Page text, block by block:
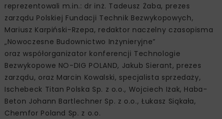
reprezentowali m.in.: dr inż. Tadeusz Żaba, prezes
zarządu Polskiej Fundacji Technik Bezwykopowych,
Mariusz Karpiński-Rzepa, redaktor naczelny czasopisma
„Nowoczesne Budownictwo Inżynieryjne”
oraz współorganizator konferencji Technologie
Bezwykopowe NO-DIG POLAND, Jakub Sierant, prezes
zarządu, oraz Marcin Kowalski, specjalista sprzedaży,
Ischebeck Titan Polska Sp. z o.o., Wojciech Iżak, Haba-
Beton Johann Bartlechner Sp. z o.o., Łukasz Siąkała,
Chemfor Poland Sp. z o.o.